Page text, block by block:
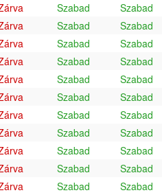
Szabad
Szabad
Szabad
Szabad
Szabad
Szabad
Szabad
Szabad
Szabad
Szabad
Szabad
Szabad
Szabad
Szabad
Szabad
Szabad
Szabad
Szabad
Szabad
Szabad
Szabad
Szabad